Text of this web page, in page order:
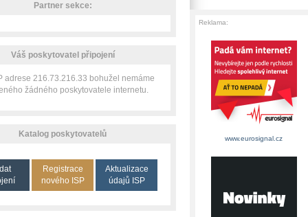
Partner sekce:
Váš poskytovatel připojení
adrese 216.73.216.33 bohužel nemáme
žádného poskytovatele internetu.
Katalog poskytovatelů
Registrace
nového ISP
Aktualizace
údajů ISP
Reklama:
www.eurosignal.cz